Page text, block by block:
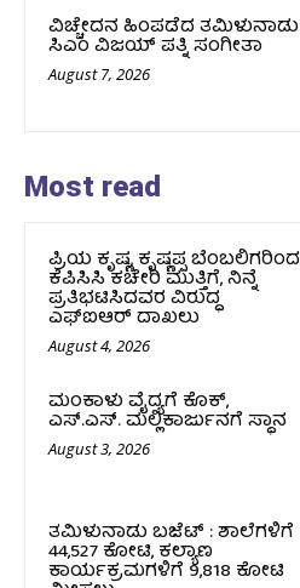
ವಿಚ್ಚೇದನ ಹಿಂಪಡೆದ ತಮಿಳುನಾಡು
ಸಿಎಂ ವಿಜಯ್‌ ಪತ್ನಿ ಸಂಗೀತಾ
August 7, 2026
Most read
ಪ್ರಿಯ ಕೃಷ್ಣ, ಕೃಷ್ಣಪ್ಪ ಬೆಂಬಲಿಗರಿಂದ
ಕೆಪಿಸಿಸಿ ಕಚೇರಿ ಮುತ್ತಿಗೆ, ನಿನ್ನೆ
ಪ್ರತಿಭಟಿಸಿದವರ ವಿರುದ್ಧ
ಎಫ್‌ಐಆರ್‌ ದಾಖಲು
August 4, 2026
ಮಂಕಾಳು ವೈದ್ಯಗೆ ಕೊಕ್‌,
ಎಸ್‌.ಎಸ್‌. ಮಲ್ಲಿಕಾರ್ಜುನಗೆ ಸ್ಥಾನ
August 3, 2026
ತಮಿಳುನಾಡು ಬಜೆಟ್ : ಶಾಲೆಗಳಿಗೆ
₹44,527 ಕೋಟಿ, ಕಲ್ಯಾಣ
ಕಾರ್ಯಕ್ರಮಗಳಿಗೆ ₹9,818 ಕೋಟಿ